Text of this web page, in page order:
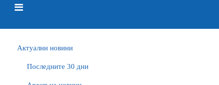
Актуални новини
Последните 30 дни